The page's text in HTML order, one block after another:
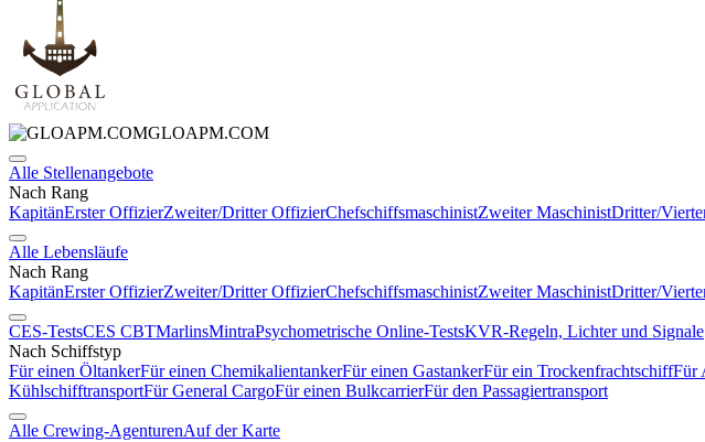
GLOAPM.COM
Alle Stellenangebote
Nach Rang
KapitänErster OffizierZweiter/Dritter OffizierChefschiffsmaschinistZweiter MaschinistDritter/
Alle Lebensläufe
Nach Rang
KapitänErster OffizierZweiter/Dritter OffizierChefschiffsmaschinistZweiter MaschinistDritter/
CES-TestsCES CBTMarlinsMintraPsychometrische Online-TestsKVR-Regeln, Lichter und Signale
Nach Schiffstyp
Für einen ÖltankerFür einen ChemikalientankerFür einen GastankerFür ein TrockenfrachtschiffFür
KühlschifftransportFür General CargoFür einen BulkcarrierFür den Passagiertransport
Alle Crewing-AgenturenAuf der Karte